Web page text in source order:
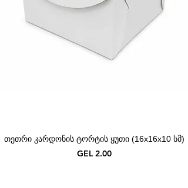
თეთრი კარდონის ტორტის ყუთი (16x16x10 სმ)
Price
GEL 2.00